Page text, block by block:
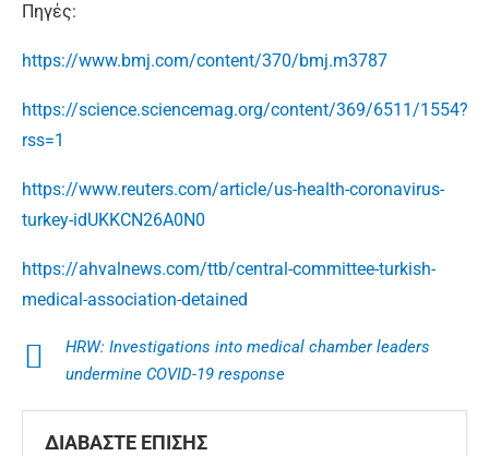
Πηγές:
https://www.bmj.com/content/370/bmj.m3787
https://science.sciencemag.org/content/369/6511/1554?
rss=1
https://www.reuters.com/article/us-health-coronavirus-
turkey-idUKKCN26A0N0
https://ahvalnews.com/ttb/central-committee-turkish-
medical-association-detained
HRW: Investigations into medical chamber leaders
undermine COVID-19 response
ΔΙΑΒΑΣΤΕ ΕΠΙΣΗΣ